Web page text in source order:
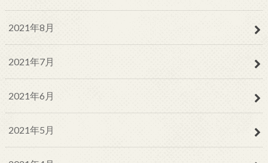
2021年8月
2021年7月
2021年6月
2021年5月